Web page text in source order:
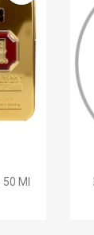
Ml